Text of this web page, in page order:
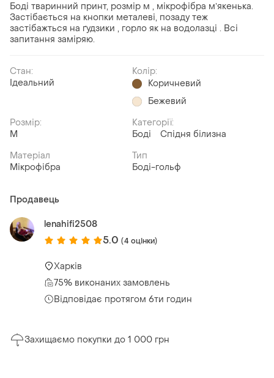
Боді тваринний принт, розмір м , мікрофібра мʼякенька.
Застібається на кнопки металеві, позаду теж
застібажться на ґудзики , горло як на водолазці . Всі
запитання заміряю.
Стан:
Ідеальний
Колір:
Коричневий
Бежевий
Розмір:
M
Категорії:
Боді
Спідня білизна
Матеріал
Мікрофібра
Тип
Боді-гольф
Продавець
lenahifi2508
5.0 (4 оцінки)
Харків
75% виконаних замовлень
Відповідає протягом 6ти годин
Захищаємо покупки до 1 000 грн